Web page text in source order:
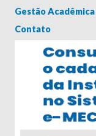
Gestão Acadêmica
Contato